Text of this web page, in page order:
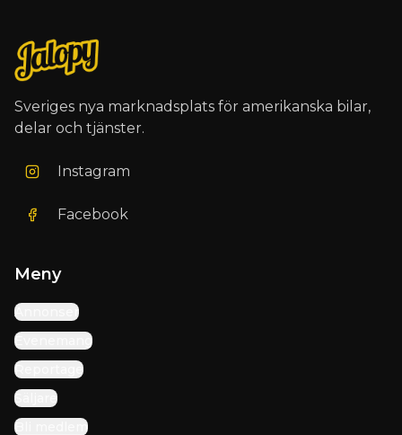
Sveriges nya marknadsplats för amerikanska bilar,
delar och tjänster.
Instagram
Facebook
Meny
Annonser
Evenemang
Reportage
Säljare
Bli medlem